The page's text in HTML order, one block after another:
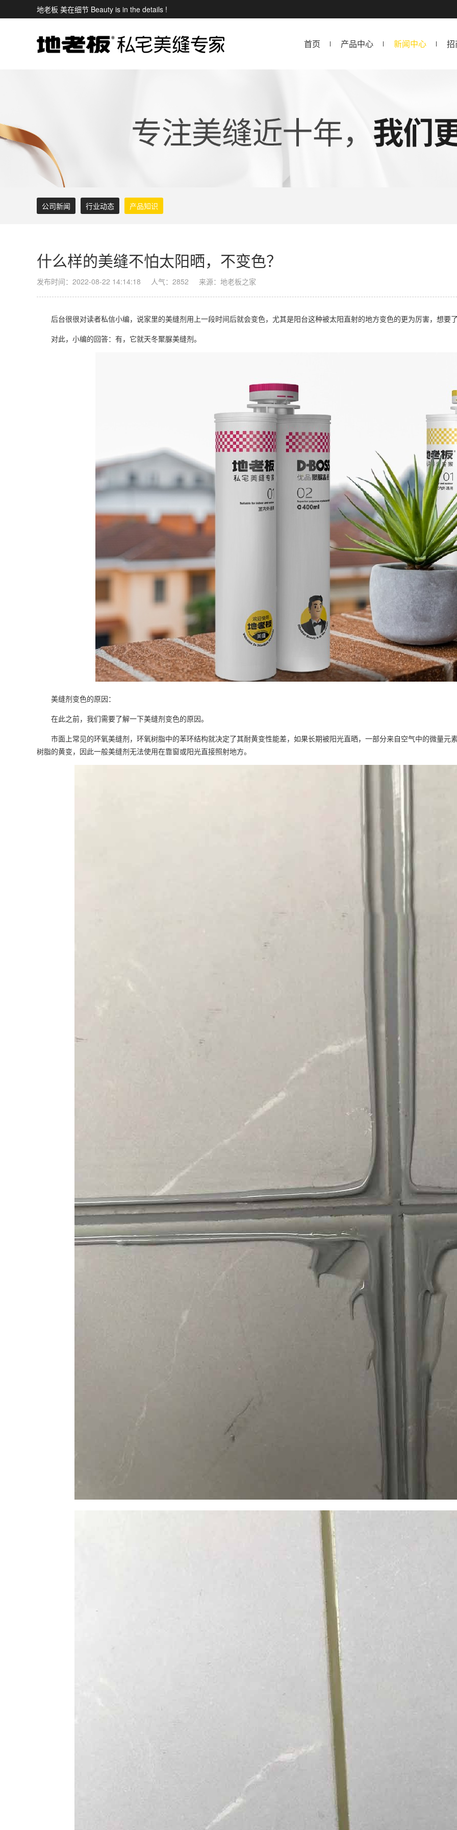
地老板 美在细节 Beauty is in the details !
首页 产品中心 新闻中心 招
公司新闻 行业动态 产品知识
什么样的美缝不怕太阳晒，不变色？
发布时间：2022-08-22 14:14:18 人气：2852 来源：地老板之家
后台很很对读者私信小编，说家里的美缝剂用上一段时间后就会变色，尤其是阳台这种被太阳直射的地方变色的更为厉害，想要
对此，小编的回答：有，它就天冬聚脲美缝剂。
美缝剂变色的原因：
在此之前，我们需要了解一下美缝剂变色的原因。
市面上常见的环氧美缝剂，环氧树脂中的苯环结构就决定了其耐黄变性能差，如果长期被阳光直晒，一部分来自空气中的微量
树脂的黄变，因此一般美缝剂无法使用在靠窗或阳光直接照射地方。